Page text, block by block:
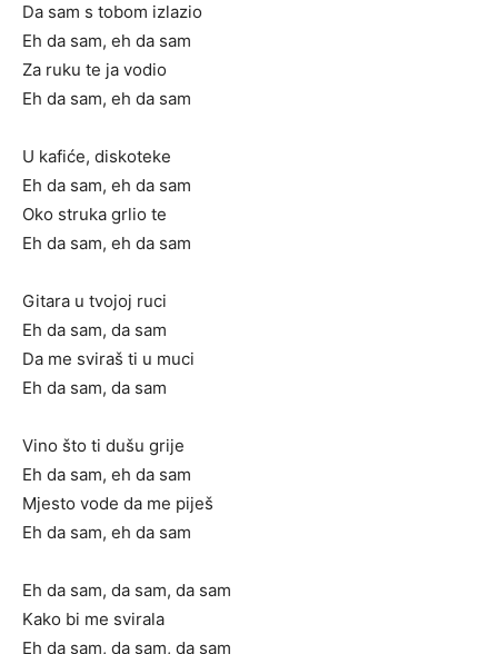
Da sam s tobom izlazio
Eh da sam, eh da sam
Za ruku te ja vodio
Eh da sam, eh da sam
U kafiće, diskoteke
Eh da sam, eh da sam
Oko struka grlio te
Eh da sam, eh da sam
Gitara u tvojoj ruci
Eh da sam, da sam
Da me sviraš ti u muci
Eh da sam, da sam
Vino što ti dušu grije
Eh da sam, eh da sam
Mjesto vode da me piješ
Eh da sam, eh da sam
Eh da sam, da sam, da sam
Kako bi me svirala
Eh da sam, da sam, da sam